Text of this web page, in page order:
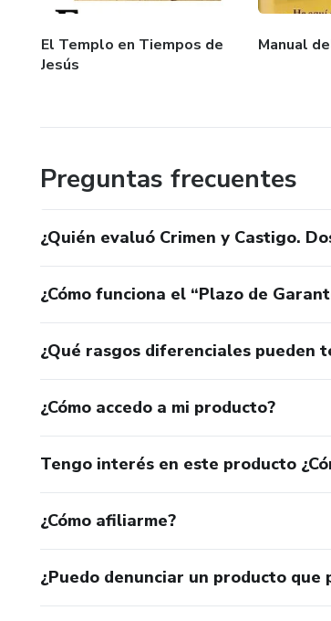
El Templo en Tiempos de
Jesús
Manual
Preguntas frecuentes
¿Quién evaluó Crimen y Castigo.
¿Cómo funciona el “Plazo de
¿Qué rasgos diferenciales pueden
¿Cómo accedo a mi producto?
Tengo interés en este producto
¿Cómo afiliarme?
¿Puedo denunciar un producto que